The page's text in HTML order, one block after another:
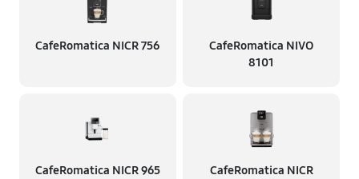
CafeRomatica NICR 756
CafeRomatica NIVO
8101
CafeRomatica NICR 965
CafeRomatica NICR